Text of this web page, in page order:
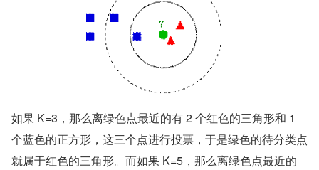
如果 K=3，那么离绿色点最近的有 2 个红色的三角形和 1
个蓝色的正方形，这三个点进行投票，于是绿色的待分类点
就属于红色的三角形。而如果 K=5，那么离绿色点最近的